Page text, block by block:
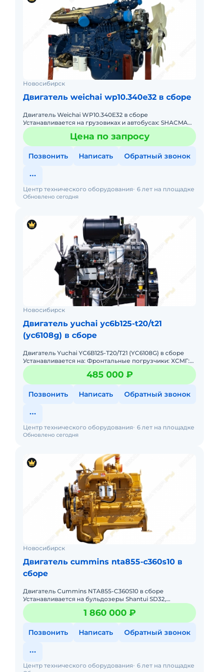
Новосибирск
Двигатель weichai wp10.340e32 в сборе
Двигатель Weichai WP10.340E32 в сборе
Устанавливается на грузовиках и автобусах: SHACMAN
(SHAANXI), HOWO, FAW, FOTON, Golden Dragon
Звоните, работать с нами уЦена по запросу
Позвонить Написать Обратный звонок
Обновлено сегодня
Центр технического оборудования 6 лет на площадке
Новосибирск
Двигатель yuchai yc6b125-t20/t21
(yc6108g) в сборе
Двигатель Yuchai YC6B125-T20/T21 (YC6108G) в сборе
Устанавливается на: Фронтальные погрузчики: XCMГ:
LW300, ZL30G, LW321F Changlin: 933, 936, ZLM30E-5
SDLG: LG
485 000 ₽
Позвонить Написать Обратный звонок
Обновлено сегодня
Центр технического оборудования 6 лет на площадке
Новосибирск
Двигатель cummins nta855-c360s10 в
сборе
Двигатель Cummins NTA855-C360S10 в сборе
Устанавливается на бульдозеры Shantui SD32,
Zoomlion ZD320-3, Maxpower MD32, HBXG Shehwa SD8,
Komatsu D155. Cummins N
1 860 000 ₽
Позвонить Написать Обратный звонок
Центр технического оборудования 6 лет на площадке